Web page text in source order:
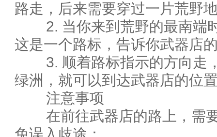
路走，后来需要穿过一片荒野
2. 当你来到荒野的最南端
这是一个路标，告诉你武器店
3. 顺着路标指示的方向走
绿洲，就可以到达武器店的位
注意事项
在前往武器店的路上，需